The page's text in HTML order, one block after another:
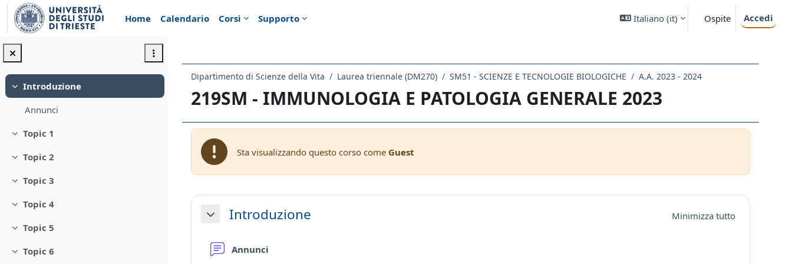
Vai al contenuto principale
Home
Calendario Corsi Supporto Italiano ‎(it)‎ Ospite Accedi
Minimizza
Introduzione
Annunci
Minimizza
Topic 1
Minimizza
Topic 2
Minimizza
Topic 3
Minimizza
Topic 4
Minimizza
Topic 5
Minimizza
Topic 6
Dipartimento di Scienze della Vita Laurea triennale (DM270) SM51 - SCIENZE E TECNOLOGIE BIOLOGICHE A.A. 2023 - 2024
219SM - IMMUNOLOGIA E PATOLOGIA GENERALE 2023
Sta visualizzando questo corso come Guest
Schema della sezione
MinimizzaIntroduzione Minimizza tutto
Annunci